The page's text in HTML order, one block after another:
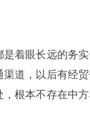
着眼长远的务
道，以后有经
根本不存在中